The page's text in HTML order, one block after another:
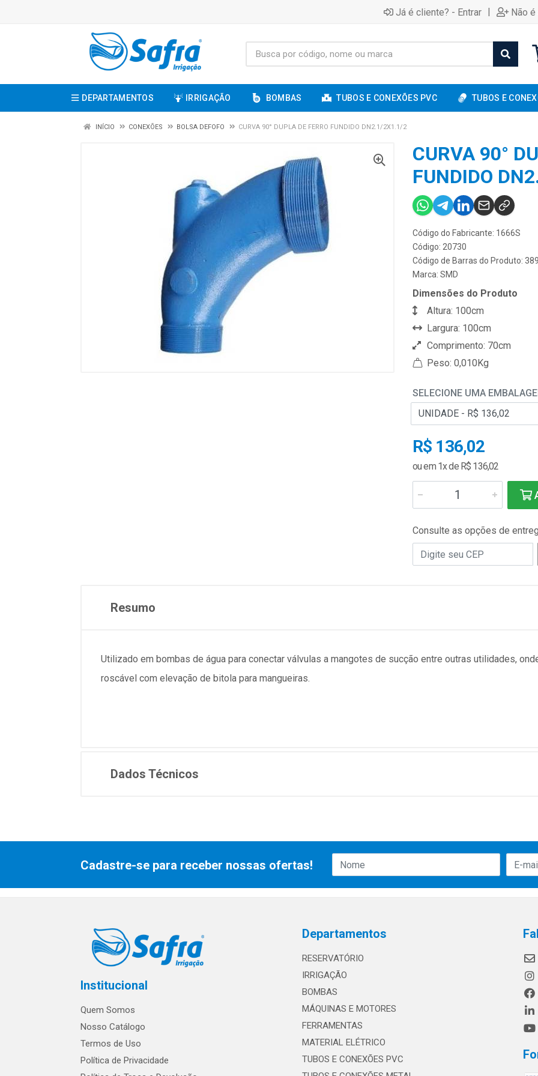
Já é cliente? - Entrar | Não
DEPARTAMENTOS IRRIGAÇÃO BOMBAS TUBOS E CONEXÕES PVC TUBOS E
INÍCIO CONEXÕES BOLSA DEFOFO CURVA 90° DUPLA DE FERRO FUNDIDO DN2.1/2X1.1/2
CURVA 90°
FUNDIDO
Código do Fabricante: 1666S
Código: 20730
Código de Barras do Produto:
Marca: SMD
Dimensões do Produto
Altura: 100cm
Largura: 100cm
Comprimento: 70cm
Peso: 0,010Kg
SELECIONE UMA
R$ 136,02
ou em 1x de R$ 136,02
Consulte as opções de
Resumo
Utilizado em bombas de água para conectar válvulas a mangotes de sucção entre outras utilidades,
roscável com elevação de bitola para mangueiras.
Dados Técnicos
Cadastre-se para receber nossas ofertas!
Institucional
Quem Somos
Nosso Catálogo
Termos de Uso
Política de Privacidade
Departamentos
RESERVATÓRIO
IRRIGAÇÃO
BOMBAS
MÁQUINAS E MOTORES
FERRAMENTAS
MATERIAL ELÉTRICO
TUBOS E CONEXÕES PVC